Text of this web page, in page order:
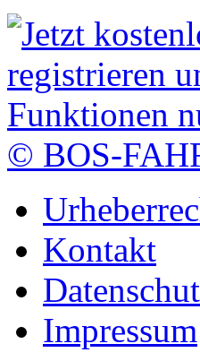
© BOS-
Kontakt
Impressum